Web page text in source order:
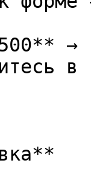
→
в